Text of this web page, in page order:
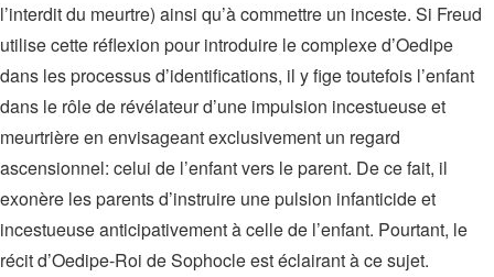
l’interdit du meurtre) ainsi qu’à commettre un inceste. Si Freud
utilise cette réflexion pour introduire le complexe d’Oedipe
dans les processus d’identifications, il y fige toutefois l’enfant
dans le rôle de révélateur d’une impulsion incestueuse et
meurtrière en envisageant exclusivement un regard
ascensionnel: celui de l’enfant vers le parent. De ce fait, il
exonère les parents d’instruire une pulsion infanticide et
incestueuse anticipativement à celle de l’enfant. Pourtant, le
récit d’Oedipe-Roi de Sophocle est éclairant à ce sujet.